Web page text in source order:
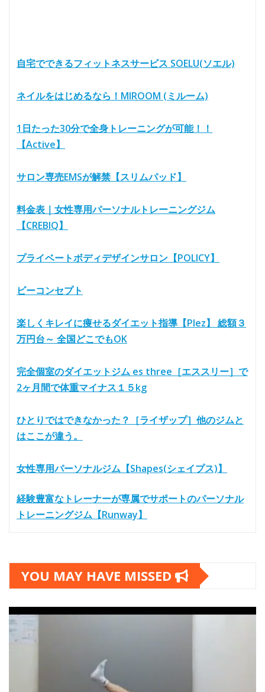
自宅でできるフィットネスサービス SOELU(ソエル)
ネイルをはじめるなら！MIROOM (ミルーム)
1日たった30分で全身トレーニングが可能！！
【Active】
サロン専売EMSが解禁【スリムパッド】
料金表｜女性専用パーソナルトレーニングジム
【CREBIQ】
プライベートボディデザインサロン【POLICY】
ビーコンセプト
楽しくキレイに痩せるダイエット指導【Plez】 総額３
万円台～ 全国どこでもOK
完全個室のダイエットジム es three［エススリー］で
2ヶ月間で体重マイナス１５kg
ひとりではできなかった？［ライザップ］他のジムと
はここが違う。
女性専用パーソナルジム【Shapes(シェイプス)】
経験豊富なトレーナーが専属でサポートのパーソナル
トレーニングジム【Runway】
YOU MAY HAVE MISSED